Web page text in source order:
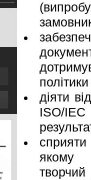
діяти
ISO/
якому